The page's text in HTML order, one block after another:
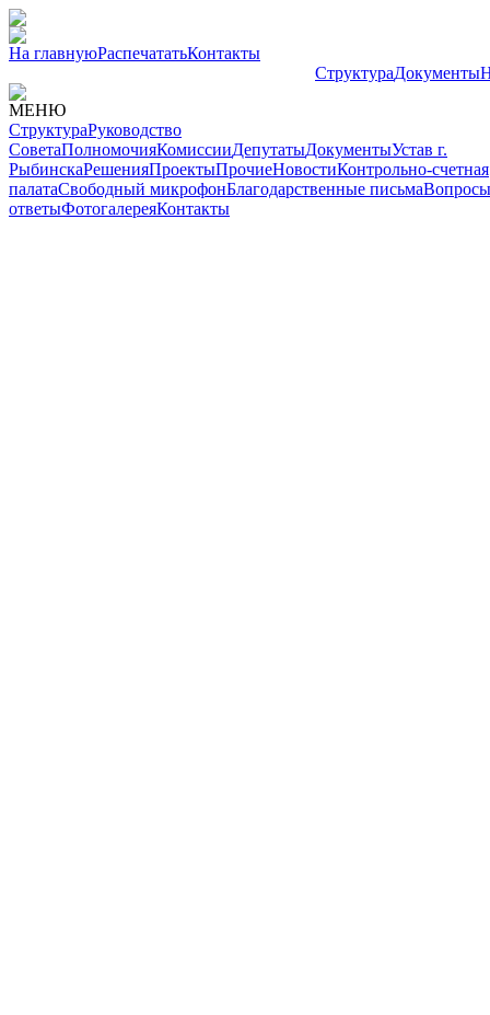
На главнуюРаспечататьКонтакты
СтруктураДокументы
МЕНЮ
СтруктураРуководство
СоветаПолномочияКомиссииДепутатыДокументыУстав г.
РыбинскаРешенияПроектыПрочиеНовостиКонтрольно-счетная
палатаСвободный микрофонБлагодарственные письма
ответыФотогалереяКонтакты